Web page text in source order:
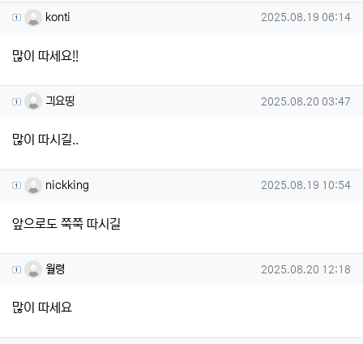
konti님의 댓글
konti 작성일
2025.08.19 06:14
많이 따세요!!
긔요띵님의 댓글
긔요띵 작성일
2025.08.20 03:47
많이 따시길..
nickking님의 댓글
nickking 작성일
2025.08.19 10:54
앞으로도 쭉쭉 따시길
월령님의 댓글
월령 작성일
2025.08.20 12:18
많이 따세요